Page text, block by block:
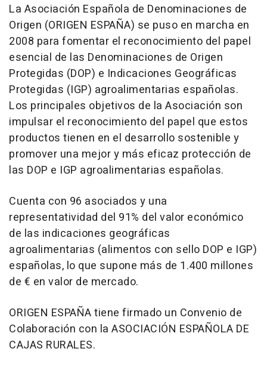
La Asociación Española de Denominaciones de
Origen (ORIGEN ESPAÑA) se puso en marcha en
2008 para fomentar el reconocimiento del papel
esencial de las Denominaciones de Origen
Protegidas (DOP) e Indicaciones Geográficas
Protegidas (IGP) agroalimentarias españolas.
Los principales objetivos de la Asociación son
impulsar el reconocimiento del papel que estos
productos tienen en el desarrollo sostenible y
promover una mejor y más eficaz protección de
las DOP e IGP agroalimentarias españolas.
Cuenta con 96 asociados y una
representatividad del 91% del valor económico
de las indicaciones geográficas
agroalimentarias (alimentos con sello DOP e IGP)
españolas, lo que supone más de 1.400 millones
de € en valor de mercado.
ORIGEN ESPAÑA tiene firmado un Convenio de
Colaboración con la ASOCIACIÓN ESPAÑOLA DE
CAJAS RURALES.